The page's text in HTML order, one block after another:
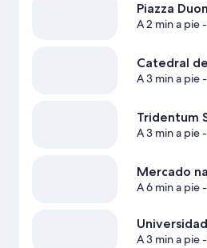
Piazza
A 2 min a pie-
Catedral
A 3 min a pie-
Tridentum
A 3 min a pie-
Mercado
A 6 min a pie-
A 3 min a pie-